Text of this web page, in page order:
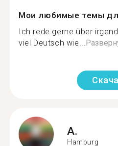
Мои любимые темы
Ich rede gerne über
viel Deutsch wie...
A.
Hamburg